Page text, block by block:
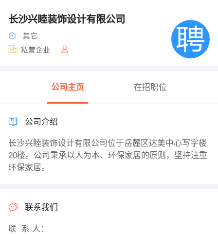
长沙兴睦装饰设计有限公司
其它
私营企业
公司主页 在招职位
公司介绍
长沙兴睦装饰设计有限公司位于岳麓区达美中心写字楼
20楼。公司秉承以人为本、环保家居的原则，坚持注重
环保家居。
联系我们
联 系 人：